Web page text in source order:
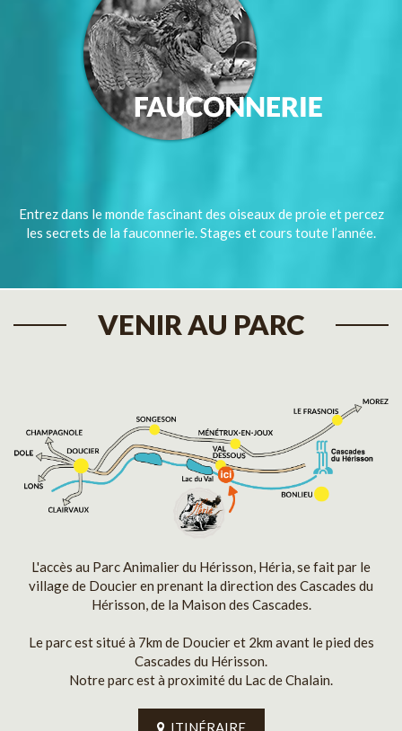
Entrez dans le monde fascinant des oiseaux de proie et percez
les secrets de la fauconnerie. Stages et cours toute l’année.
VENIR AU PARC
L'accès au Parc Animalier du Hérisson, Héria, se fait par le
village de Doucier en prenant la direction des Cascades du
Hérisson, de la Maison des Cascades.
Le parc est situé à 7km de Doucier et 2km avant le pied des
Cascades du Hérisson.
Notre parc est à proximité du Lac de Chalain.
ITINÉRAIRE